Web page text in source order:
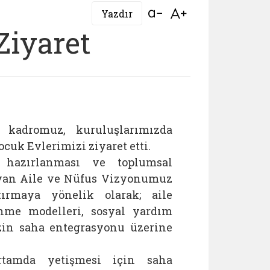
Yazdır Bağlantıyı aç
kuruluşlarımızda
Evlerimizi ziyaret etti.
ve toplumsal
Aile ve Nüfus Vizyonumuz
yönelik olarak; aile
modelleri, sosyal yardım
saha entegrasyonu üzerine
yetişmesi için saha